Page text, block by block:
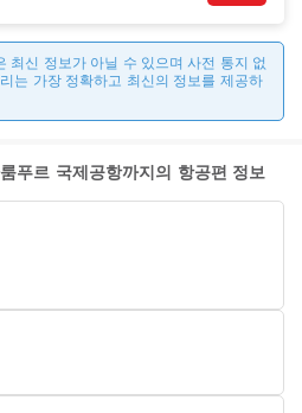
최신 정보가 아닐 수 있으며 사전 통지 없
는 가장 정확하고 최신의 정보를 제공하
푸르 국제공항까지의 항공편 정보